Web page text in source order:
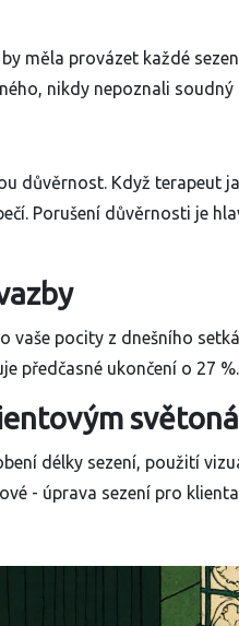
měla provázet každé
nikdy nepoznali soudný
důvěrnost. Když terapeut
Porušení důvěrnosti je
vaše pocity z dnešního
předčasné ukončení o 27 %.
délky sezení, použití
- úprava sezení pro